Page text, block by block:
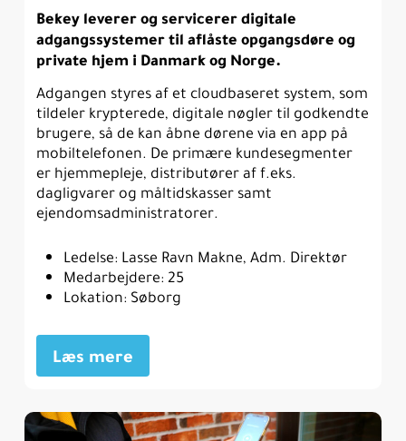
Bekey leverer og servicerer digitale
adgangssystemer til aflåste opgangsdøre og
private hjem i Danmark og Norge.
Adgangen styres af et cloudbaseret system, som
tildeler krypterede, digitale nøgler til godkendte
brugere, så de kan åbne dørene via en app på
mobiltelefonen. De primære kundesegmenter
er hjemmepleje, distributører af f.eks.
dagligvarer og måltidskasser samt
ejendomsadministratorer.
Ledelse: Lasse Ravn Makne, Adm. Direktør
Medarbejdere: 25
Lokation: Søborg
Læs mere